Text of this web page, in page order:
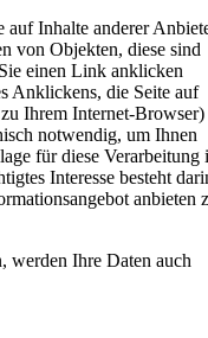
auf Inhalte anderer
von Objekten, diese sind
einen Link anklicken
Anklickens, die Seite auf
Ihrem Internet-Browser)
notwendig, um Ihnen
für diese Verarbeitung
Interesse besteht
anbieten
werden Ihre Daten auch